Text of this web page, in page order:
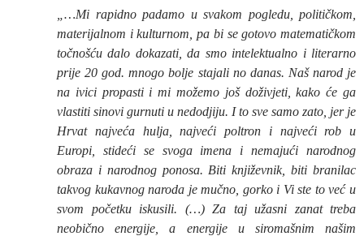
„…Mi rapidno padamo u svakom pogledu, političkom,
materijalnom i kulturnom, pa bi se gotovo matematičkom
točnošću dalo dokazati, da smo intelektualno i literarno
prije 20 god. mnogo bolje stajali no danas. Naš narod je
na ivici propasti i mi možemo još doživjeti, kako će ga
vlastiti sinovi gurnuti u nedodjiju. I to sve samo zato, jer je
Hrvat najveća hulja, najveći poltron i najveći rob u
Europi, stideći se svoga imena i nemajući narodnog
obraza i narodnog ponosa. Biti književnik, biti branilac
takvog kukavnog naroda je mučno, gorko i Vi ste to već u
svom početku iskusili. (…) Za taj užasni zanat treba
neobično energije, a energije u siromašnim našim